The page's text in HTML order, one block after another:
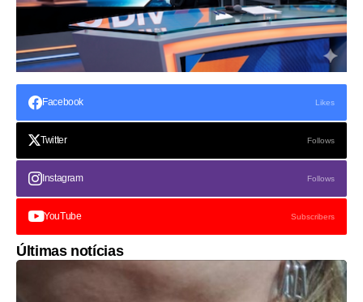
Facebook Likes
Twitter Follows
Instagram Follows
YouTube Subscribers
Últimas notícias